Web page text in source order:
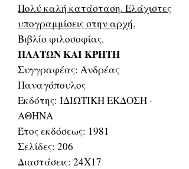
Πολύ καλή κατάσταση. Ελάχιστες
υπογραμμίσεις στην αρχή.
Βιβλίο φιλοσοφίας.
ΠΛΑΤΩΝ ΚΑΙ ΚΡΗΤΗ
Συγγραφέας: Ανδρέας
Παναγόπουλος
Εκδότης: ΙΔΙΩΤΙΚΗ ΕΚΔΟΣΗ -
ΑΘΗΝΑ
Έτος εκδόσεως: 1981
Σελίδες: 206
Διαστάσεις: 24Χ17